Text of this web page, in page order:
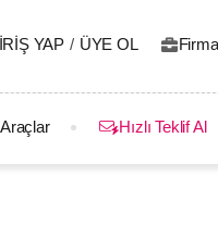
YAP / ÜYE OL
Araçlar Hızlı Teklif Al